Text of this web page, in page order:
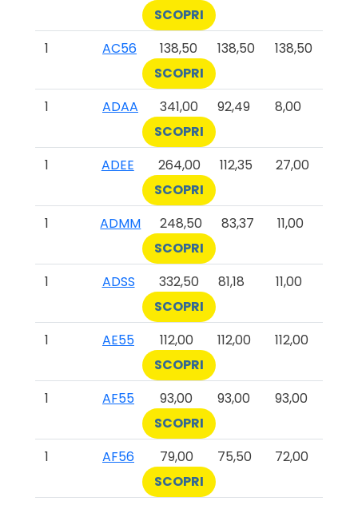
SCOPRI
1
AC56 138,50 138,50
138,50
SCOPRI
1
ADAA 341,00 92,49
8,00
SCOPRI
1
ADEE 264,00 112,35
27,00
SCOPRI
1
ADMM 248,50 83,37
11,00
SCOPRI
1
ADSS 332,50 81,18
11,00
SCOPRI
1
AE55 112,00 112,00
112,00
SCOPRI
1
AF55 93,00 93,00
93,00
SCOPRI
1
AF56 79,00 75,50
72,00
SCOPRI